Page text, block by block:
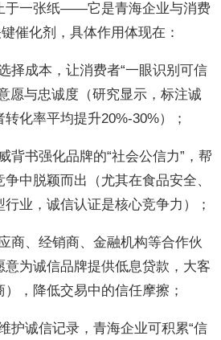
于一张纸——它是青海企业与消费
催化剂，具体作用体现在：
择成本，让消费者“一眼识别可信
愿与忠诚度（研究显示，标注诚
化率平均提升20%-30%）；
背书强化品牌的“社会公信力”，帮
中脱颖而出（尤其在食品安全、
业，诚信认证是核心竞争力）；
商、经销商、金融机构等合作伙
为诚信品牌提供低息贷款，大客
，降低交易中的信任摩擦；
护诚信记录，青海企业可积累“信